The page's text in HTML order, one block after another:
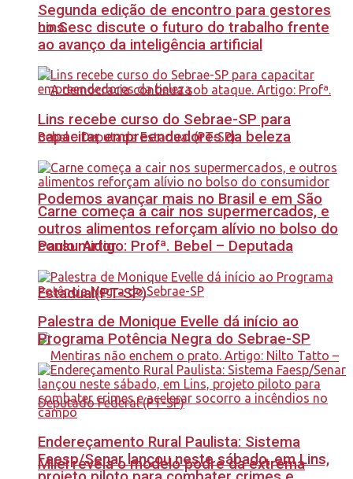
Lins.
Podemos avançar mais no Brasil e em São
Paulo. Artigo: Profª. Bebel – Deputada
Estadual(PT-SP)
Milei revela o modelo podre da extrema
Segunda edição de encontro para gestores
no Sesc discute o futuro do trabalho frente
ao avanço da inteligência artificial
Lins recebe curso do Sebrae-SP para
capacitar empreendedores da beleza
Carne começa a cair nos supermercados, e
outros alimentos reforçam alívio no bolso do
consumidor
Palestra de Monique Evelle dá início ao
Programa Potência Negra do Sebrae-SP
Endereçamento Rural Paulista: Sistema
Faesp/Senar lançou neste sábado, em Lins,